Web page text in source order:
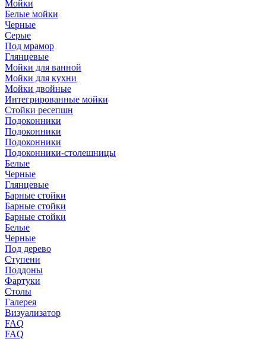
Мойки
Белые мойки
Черные
Серые
Под мрамор
Глянцевые
Мойки для ванной
Мойки для кухни
Мойки двойные
Интегрированные мойки
Стойки ресепшн
Подоконники
Подоконники
Подоконники
Подоконники-столешницы
Белые
Черные
Глянцевые
Барные стойки
Барные стойки
Барные стойки
Белые
Черные
Под дерево
Ступени
Поддоны
Фартуки
Столы
Галерея
Визуализатор
FAQ
FAQ